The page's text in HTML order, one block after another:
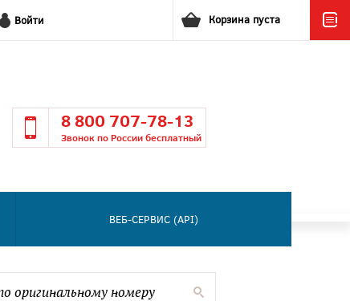
Войти Корзина пуста
8 800 707-78-13
Звонок по России бесплатный
ВЕБ-СЕРВИС (API)